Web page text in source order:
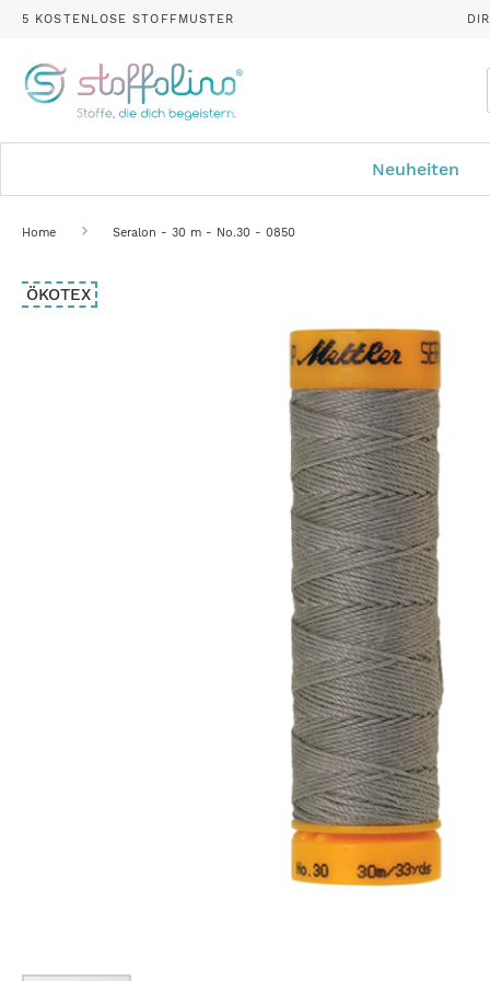
5 KOSTENLOSE STOFFMUSTER
Neuheiten
Home Seralon - 30 m - No.30 - 0850
Zum
Ende
ÖKOTEX